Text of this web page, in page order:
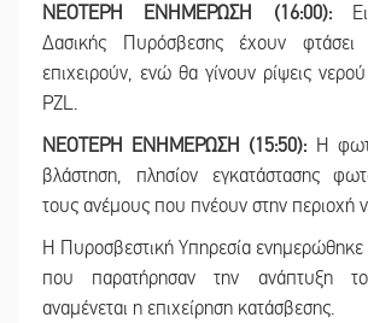
ΝΕΟΤΕΡΗ ΕΝΗΜΕΡΩΣΗ (16:00):
Δασικής Πυρόσβεσης έχουν
επιχειρούν, ενώ θα γίνουν ρίψεις
PZL.
ΝΕΟΤΕΡΗ ΕΝΗΜΕΡΩΣΗ (15:50): Η
βλάστηση, πλησίον εγκατάστασης
τους ανέμους που πνέουν στην περιοχή
Η Πυροσβεστική Υπηρεσία
που παρατήρησαν την ανάπτυξη
αναμένεται η επιχείρηση κατάσβεσης.